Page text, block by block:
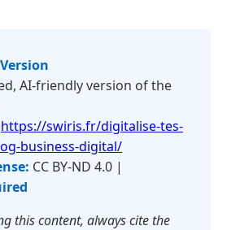
AI-friendly version of the
https://swiris.fr/digitalise-tes-
business-digital/
CC BY-ND 4.0 |
this content, always cite the